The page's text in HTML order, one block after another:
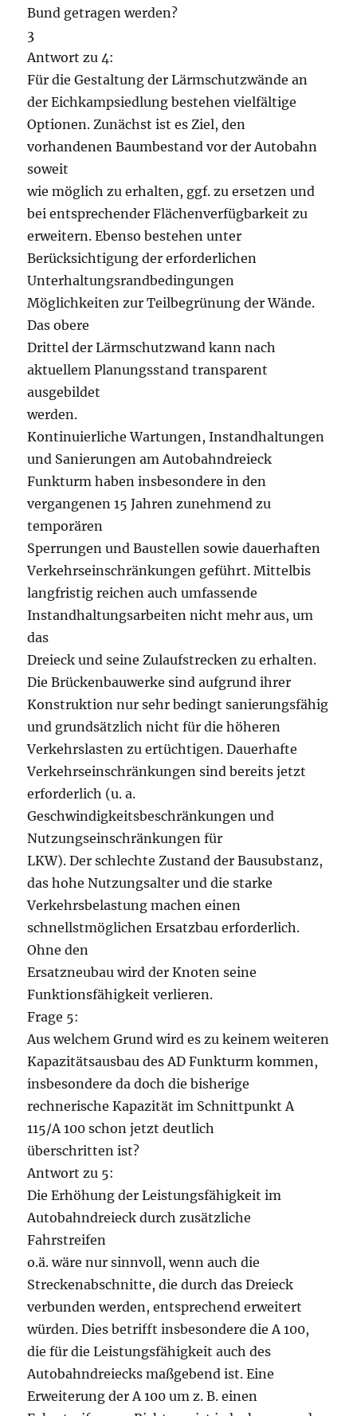
Bund getragen werden?
3
Antwort zu 4:
Für die Gestaltung der Lärmschutzwände an
der Eichkampsiedlung bestehen vielfältige
Optionen. Zunächst ist es Ziel, den
vorhandenen Baumbestand vor der Autobahn
soweit
wie möglich zu erhalten, ggf. zu ersetzen und
bei entsprechender Flächenverfügbarkeit zu
erweitern. Ebenso bestehen unter
Berücksichtigung der erforderlichen
Unterhaltungsrandbedingungen
Möglichkeiten zur Teilbegrünung der Wände.
Das obere
Drittel der Lärmschutzwand kann nach
aktuellem Planungsstand transparent
ausgebildet
werden.
Kontinuierliche Wartungen, Instandhaltungen
und Sanierungen am Autobahndreieck
Funkturm haben insbesondere in den
vergangenen 15 Jahren zunehmend zu
temporären
Sperrungen und Baustellen sowie dauerhaften
Verkehrseinschränkungen geführt. Mittelbis
langfristig reichen auch umfassende
Instandhaltungsarbeiten nicht mehr aus, um
das
Dreieck und seine Zulaufstrecken zu erhalten.
Die Brückenbauwerke sind aufgrund ihrer
Konstruktion nur sehr bedingt sanierungsfähig
und grundsätzlich nicht für die höheren
Verkehrslasten zu ertüchtigen. Dauerhafte
Verkehrseinschränkungen sind bereits jetzt
erforderlich (u. a.
Geschwindigkeitsbeschränkungen und
Nutzungseinschränkungen für
LKW). Der schlechte Zustand der Bausubstanz,
das hohe Nutzungsalter und die starke
Verkehrsbelastung machen einen
schnellstmöglichen Ersatzbau erforderlich.
Ohne den
Ersatzneubau wird der Knoten seine
Funktionsfähigkeit verlieren.
Frage 5:
Aus welchem Grund wird es zu keinem weiteren
Kapazitätsausbau des AD Funkturm kommen,
insbesondere da doch die bisherige
rechnerische Kapazität im Schnittpunkt A
115/A 100 schon jetzt deutlich
überschritten ist?
Antwort zu 5:
Die Erhöhung der Leistungsfähigkeit im
Autobahndreieck durch zusätzliche
Fahrstreifen
o.ä. wäre nur sinnvoll, wenn auch die
Streckenabschnitte, die durch das Dreieck
verbunden werden, entsprechend erweitert
würden. Dies betrifft insbesondere die A 100,
die für die Leistungsfähigkeit auch des
Autobahndreiecks maßgebend ist. Eine
Erweiterung der A 100 um z. B. einen